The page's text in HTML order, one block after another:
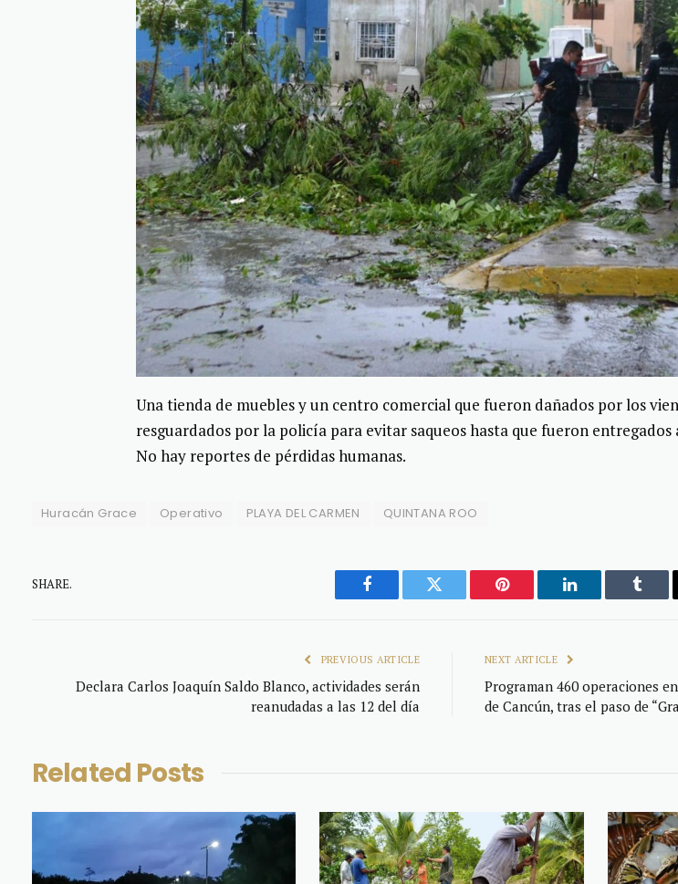
Una tienda de muebles y un centro comercial que fueron dañados por los
resguardados por la policía para evitar saqueos hasta que fueron entregados
No hay reportes de pérdidas humanas.
Huracán Grace Operativo PLAYA DEL CARMEN QUINTANA ROO
SHARE.
Facebook Twitter Pinterest LinkedIn
PREVIOUS ARTICLE
Declara Carlos Joaquín Saldo Blanco, actividades serán
reanudadas a las 12 del día
NEXT ARTICLE
Programan 460 operaciones
de Cancún, tras el paso de
Related Posts